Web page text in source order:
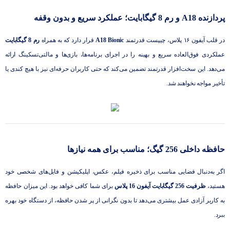
پردازنده A18 و رم 8 گیگابایت؛ عملکرد سریع و بدون وقفه
در قلب آیفون ۱۶ پلاس، چیپست قدرتمند A18 Bionic قرار دارد که به همراه رم 8 گیگابایت
عملکردی فوق‌العاده سریع و بهینه را در اجرای برنامه‌ها، بازی‌ها و مالتی‌تسکینگ ارائه
می‌دهد. این سخت‌افزار قدرتمند تضمین می‌کند که حتی کاربران حرفه‌ای نیز با هیچ کندی یا
تأخیر مواجه نخواهند شد.
حافظه داخلی 256 گیگ؛ مناسب برای همه نیازها
اگر به‌دنبال فضایی مناسب برای ذخیره فیلم، عکس، اپلیکیشن و فایل‌های شخصی خود
هستید،ظرفیت 256 گیگابایت آیفون 16 پلاس
برای شما کافی خواهد بود. این میزان حافظه
به کاربر آزادی عمل بیشتری می‌دهد تا بدون نگرانی از پر شدن حافظه، از دستگاه خود بهره
ببرد.